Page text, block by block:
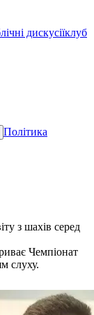
дискусіїклуб
Політика
з шахів серед
Чемпіонат
слуху.